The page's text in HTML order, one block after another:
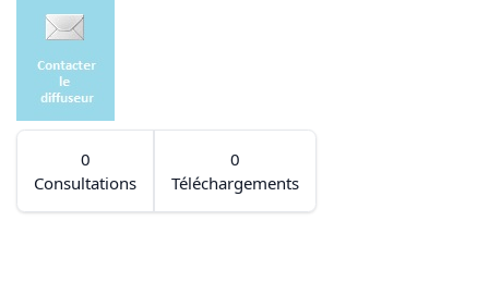
0
Consultations
0
Téléchargements